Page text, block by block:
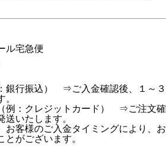
ル宅急便
銀行振込） ⇒ご入金確認後、１～３
例：クレジットカード） ⇒ご注文確
いたします。
客様のご入金タイミングにより、お
とがございます。